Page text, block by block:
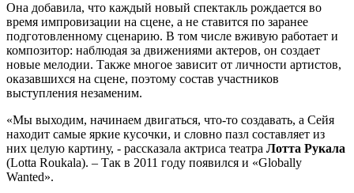
Она добавила, что каждый новый спектакль рождается во
время импровизации на сцене, а не ставится по заранее
подготовленному сценарию. В том числе вживую работает и
композитор: наблюдая за движениями актеров, он создает
новые мелодии. Также многое зависит от личности артистов,
оказавшихся на сцене, поэтому состав участников
выступления незаменим.
«Мы выходим, начинаем двигаться, что-то создавать, а Сейя
находит самые яркие кусочки, и словно пазл составляет из
них целую картину, - рассказала актриса театра Лотта Рукала
(Lotta Roukala). – Так в 2011 году появился и «Globally
Wanted».